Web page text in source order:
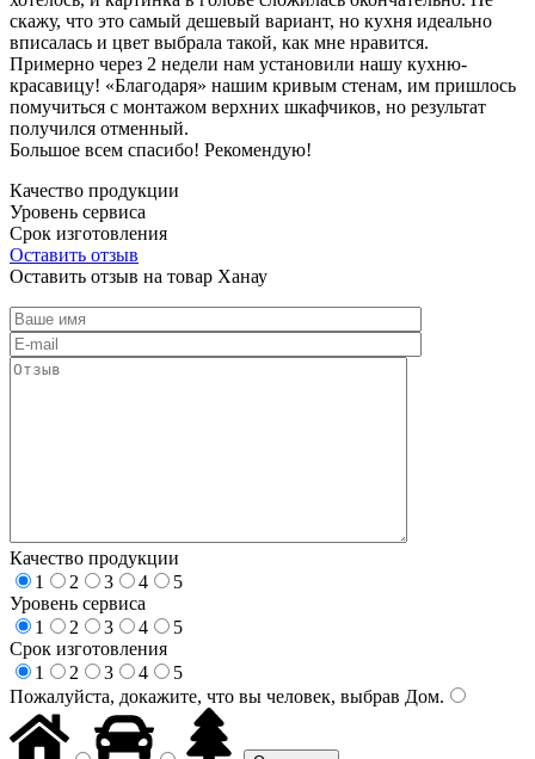
скажу, что это самый дешевый вариант, но кухня идеально
вписалась и цвет выбрала такой, как мне нравится.
Примерно через 2 недели нам установили нашу кухню-
красавицу! «Благодаря» нашим кривым стенам, им пришлось
помучиться с монтажом верхних шкафчиков, но результат
получился отменный.
Большое всем спасибо! Рекомендую!
Качество продукции
Уровень сервиса
Срок изготовления
Оставить отзыв
Оставить отзыв на товар Ханау
Качество продукции
1
2 3 4
5
Уровень сервиса
1
2 3 4
5
Срок изготовления
1
2 3 4
5
Пожалуйста, докажите, что вы человек, выбрав Дом.